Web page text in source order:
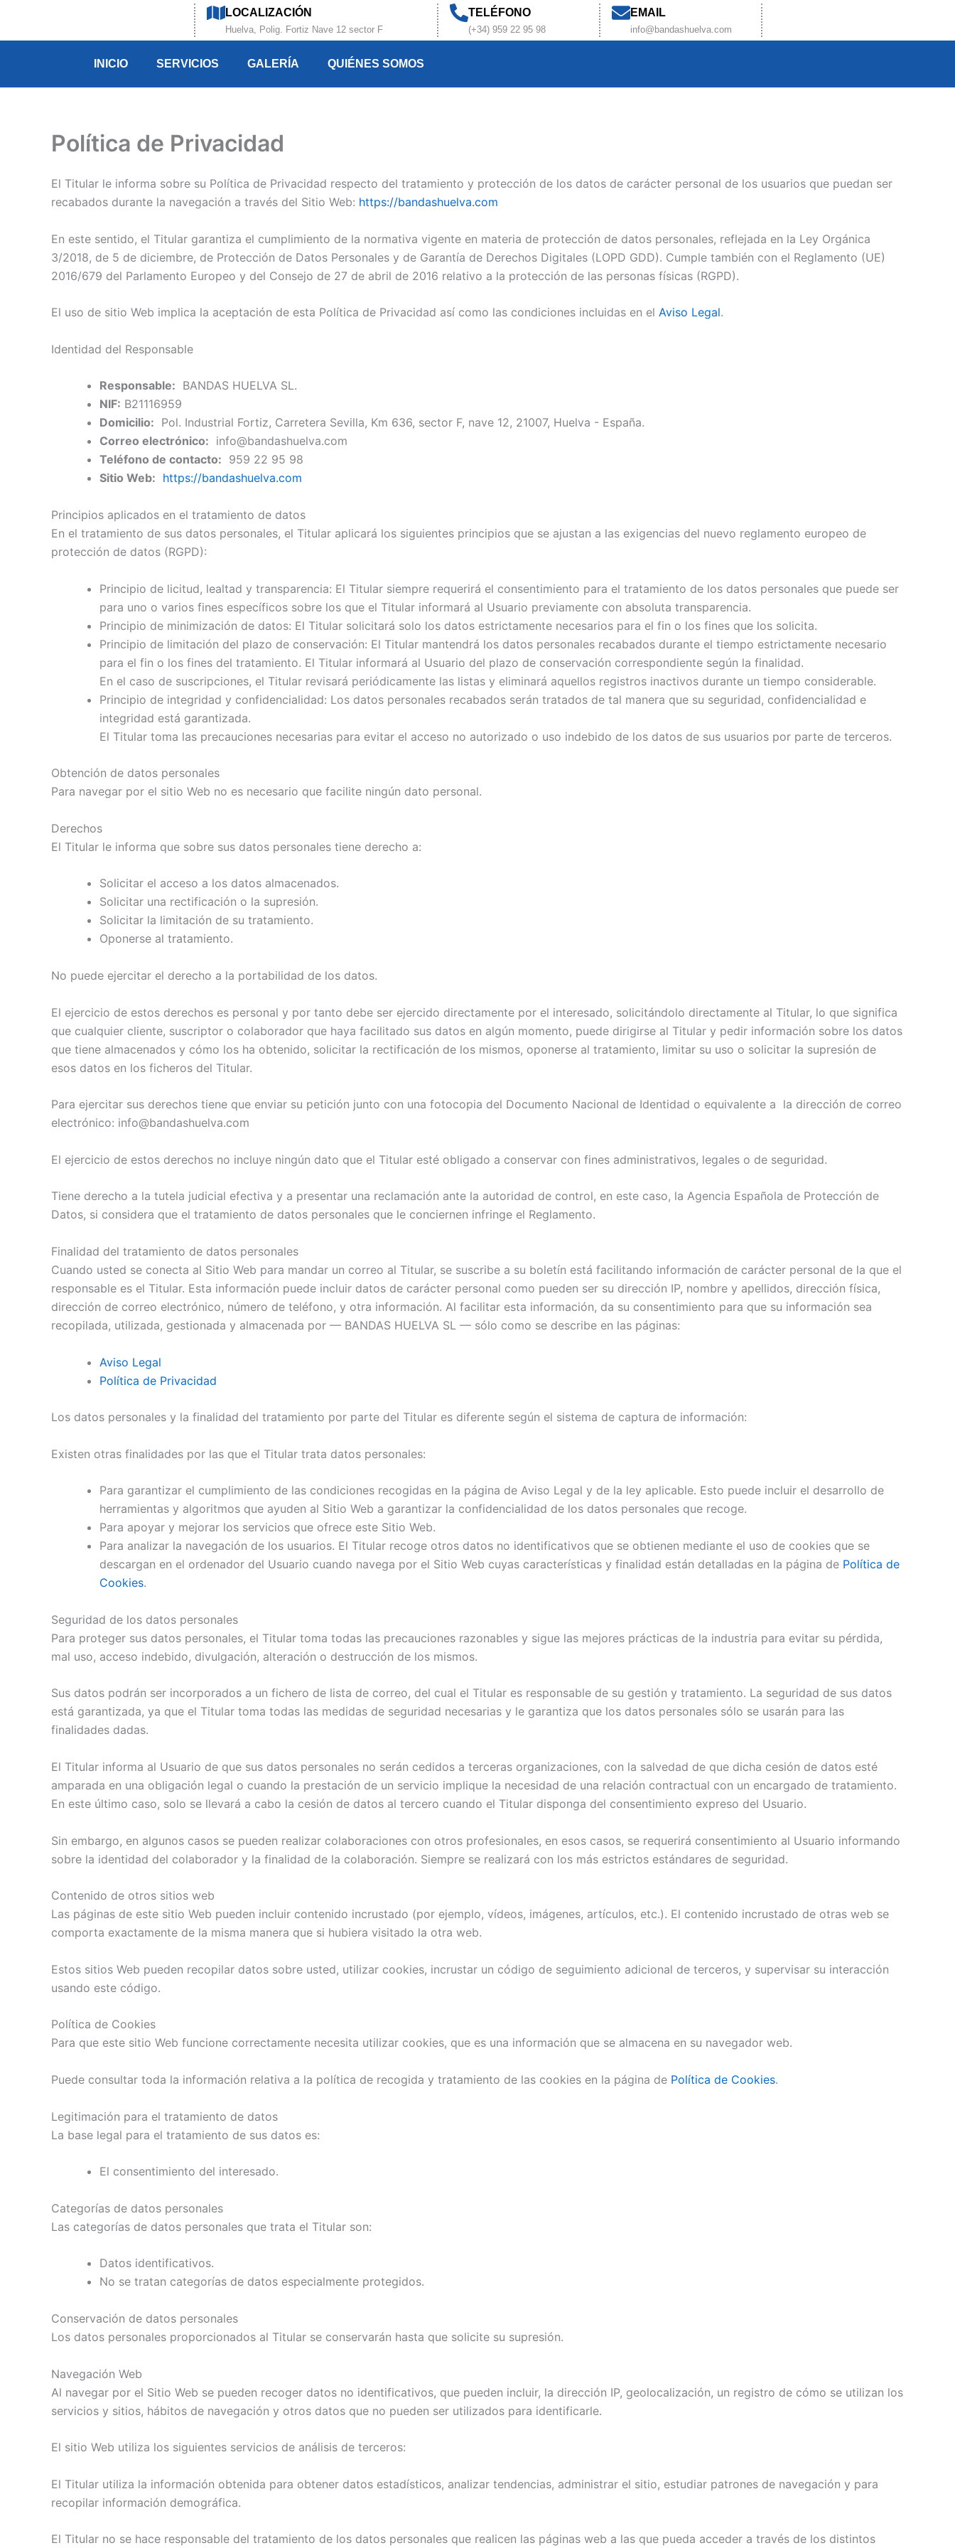
LOCALIZACIÓN
Huelva, Polig. Fortiz Nave 12 sector F
TELÉFONO
(+34) 959 22 95 98
EMAIL
info@bandashuelva.com
INICIO SERVICIOS GALERÍA QUIÉNES SOMOS
Política de Privacidad
El Titular le informa sobre su Política de Privacidad respecto del tratamiento y protección de los datos de carácter personal de los usuarios que puedan ser
recabados durante la navegación a través del Sitio Web: https://bandashuelva.com
En este sentido, el Titular garantiza el cumplimiento de la normativa vigente en materia de protección de datos personales, reflejada en la Ley Orgánica
3/2018, de 5 de diciembre, de Protección de Datos Personales y de Garantía de Derechos Digitales (LOPD GDD). Cumple también con el Reglamento (UE)
2016/679 del Parlamento Europeo y del Consejo de 27 de abril de 2016 relativo a la protección de las personas físicas (RGPD).
El uso de sitio Web implica la aceptación de esta Política de Privacidad así como las condiciones incluidas en el Aviso Legal.
Identidad del Responsable
Responsable: BANDAS HUELVA SL.
NIF: B21116959
Domicilio: Pol. Industrial Fortiz, Carretera Sevilla, Km 636, sector F, nave 12, 21007, Huelva - España.
Correo electrónico: info@bandashuelva.com
Teléfono de contacto: 959 22 95 98
Sitio Web: https://bandashuelva.com
Principios aplicados en el tratamiento de datos
En el tratamiento de sus datos personales, el Titular aplicará los siguientes principios que se ajustan a las exigencias del nuevo reglamento europeo de
protección de datos (RGPD):
Principio de licitud, lealtad y transparencia: El Titular siempre requerirá el consentimiento para el tratamiento de los datos personales que puede ser
para uno o varios fines específicos sobre los que el Titular informará al Usuario previamente con absoluta transparencia.
Principio de minimización de datos: El Titular solicitará solo los datos estrictamente necesarios para el fin o los fines que los solicita.
Principio de limitación del plazo de conservación: El Titular mantendrá los datos personales recabados durante el tiempo estrictamente necesario
para el fin o los fines del tratamiento. El Titular informará al Usuario del plazo de conservación correspondiente según la finalidad.
En el caso de suscripciones, el Titular revisará periódicamente las listas y eliminará aquellos registros inactivos durante un tiempo considerable.
Principio de integridad y confidencialidad: Los datos personales recabados serán tratados de tal manera que su seguridad, confidencialidad e
integridad está garantizada.
El Titular toma las precauciones necesarias para evitar el acceso no autorizado o uso indebido de los datos de sus usuarios por parte de terceros.
Obtención de datos personales
Para navegar por el sitio Web no es necesario que facilite ningún dato personal.
Derechos
El Titular le informa que sobre sus datos personales tiene derecho a:
Solicitar el acceso a los datos almacenados.
Solicitar una rectificación o la supresión.
Solicitar la limitación de su tratamiento.
Oponerse al tratamiento.
No puede ejercitar el derecho a la portabilidad de los datos.
El ejercicio de estos derechos es personal y por tanto debe ser ejercido directamente por el interesado, solicitándolo directamente al Titular, lo que significa
que cualquier cliente, suscriptor o colaborador que haya facilitado sus datos en algún momento, puede dirigirse al Titular y pedir información sobre los datos
que tiene almacenados y cómo los ha obtenido, solicitar la rectificación de los mismos, oponerse al tratamiento, limitar su uso o solicitar la supresión de
esos datos en los ficheros del Titular.
Para ejercitar sus derechos tiene que enviar su petición junto con una fotocopia del Documento Nacional de Identidad o equivalente a la dirección de correo
electrónico: info@bandashuelva.com
El ejercicio de estos derechos no incluye ningún dato que el Titular esté obligado a conservar con fines administrativos, legales o de seguridad.
Tiene derecho a la tutela judicial efectiva y a presentar una reclamación ante la autoridad de control, en este caso, la Agencia Española de Protección de
Datos, si considera que el tratamiento de datos personales que le conciernen infringe el Reglamento.
Finalidad del tratamiento de datos personales
Cuando usted se conecta al Sitio Web para mandar un correo al Titular, se suscribe a su boletín está facilitando información de carácter personal de la que el
responsable es el Titular. Esta información puede incluir datos de carácter personal como pueden ser su dirección IP, nombre y apellidos, dirección física,
dirección de correo electrónico, número de teléfono, y otra información. Al facilitar esta información, da su consentimiento para que su información sea
recopilada, utilizada, gestionada y almacenada por — BANDAS HUELVA SL — sólo como se describe en las páginas:
Aviso Legal
Política de Privacidad
Los datos personales y la finalidad del tratamiento por parte del Titular es diferente según el sistema de captura de información:
Existen otras finalidades por las que el Titular trata datos personales:
Para garantizar el cumplimiento de las condiciones recogidas en la página de Aviso Legal y de la ley aplicable. Esto puede incluir el desarrollo de
herramientas y algoritmos que ayuden al Sitio Web a garantizar la confidencialidad de los datos personales que recoge.
Para apoyar y mejorar los servicios que ofrece este Sitio Web.
Para analizar la navegación de los usuarios. El Titular recoge otros datos no identificativos que se obtienen mediante el uso de cookies que se
descargan en el ordenador del Usuario cuando navega por el Sitio Web cuyas características y finalidad están detalladas en la página de Política de
Cookies.
Seguridad de los datos personales
Para proteger sus datos personales, el Titular toma todas las precauciones razonables y sigue las mejores prácticas de la industria para evitar su pérdida,
mal uso, acceso indebido, divulgación, alteración o destrucción de los mismos.
Sus datos podrán ser incorporados a un fichero de lista de correo, del cual el Titular es responsable de su gestión y tratamiento. La seguridad de sus datos
está garantizada, ya que el Titular toma todas las medidas de seguridad necesarias y le garantiza que los datos personales sólo se usarán para las
finalidades dadas.
El Titular informa al Usuario de que sus datos personales no serán cedidos a terceras organizaciones, con la salvedad de que dicha cesión de datos esté
amparada en una obligación legal o cuando la prestación de un servicio implique la necesidad de una relación contractual con un encargado de tratamiento.
En este último caso, solo se llevará a cabo la cesión de datos al tercero cuando el Titular disponga del consentimiento expreso del Usuario.
Sin embargo, en algunos casos se pueden realizar colaboraciones con otros profesionales, en esos casos, se requerirá consentimiento al Usuario informando
sobre la identidad del colaborador y la finalidad de la colaboración. Siempre se realizará con los más estrictos estándares de seguridad.
Contenido de otros sitios web
Las páginas de este sitio Web pueden incluir contenido incrustado (por ejemplo, vídeos, imágenes, artículos, etc.). El contenido incrustado de otras web se
comporta exactamente de la misma manera que si hubiera visitado la otra web.
Estos sitios Web pueden recopilar datos sobre usted, utilizar cookies, incrustar un código de seguimiento adicional de terceros, y supervisar su interacción
usando este código.
Política de Cookies
Para que este sitio Web funcione correctamente necesita utilizar cookies, que es una información que se almacena en su navegador web.
Puede consultar toda la información relativa a la política de recogida y tratamiento de las cookies en la página de Política de Cookies.
Legitimación para el tratamiento de datos
La base legal para el tratamiento de sus datos es:
El consentimiento del interesado.
Categorías de datos personales
Las categorías de datos personales que trata el Titular son:
Datos identificativos.
No se tratan categorías de datos especialmente protegidos.
Conservación de datos personales
Los datos personales proporcionados al Titular se conservarán hasta que solicite su supresión.
Navegación Web
Al navegar por el Sitio Web se pueden recoger datos no identificativos, que pueden incluir, la dirección IP, geolocalización, un registro de cómo se utilizan los
servicios y sitios, hábitos de navegación y otros datos que no pueden ser utilizados para identificarle.
El sitio Web utiliza los siguientes servicios de análisis de terceros:
El Titular utiliza la información obtenida para obtener datos estadísticos, analizar tendencias, administrar el sitio, estudiar patrones de navegación y para
recopilar información demográfica.
El Titular no se hace responsable del tratamiento de los datos personales que realicen las páginas web a las que pueda acceder a través de los distintos